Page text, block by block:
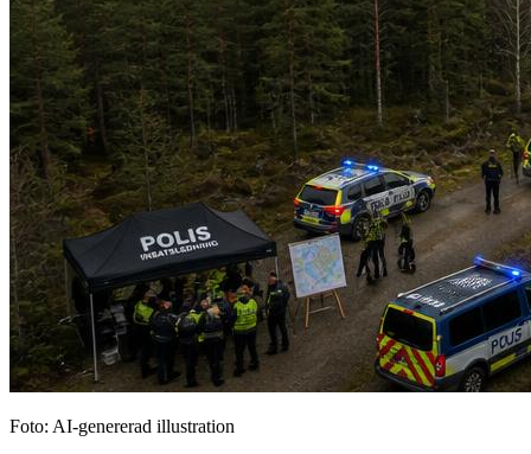
Foto: AI-genererad illustration